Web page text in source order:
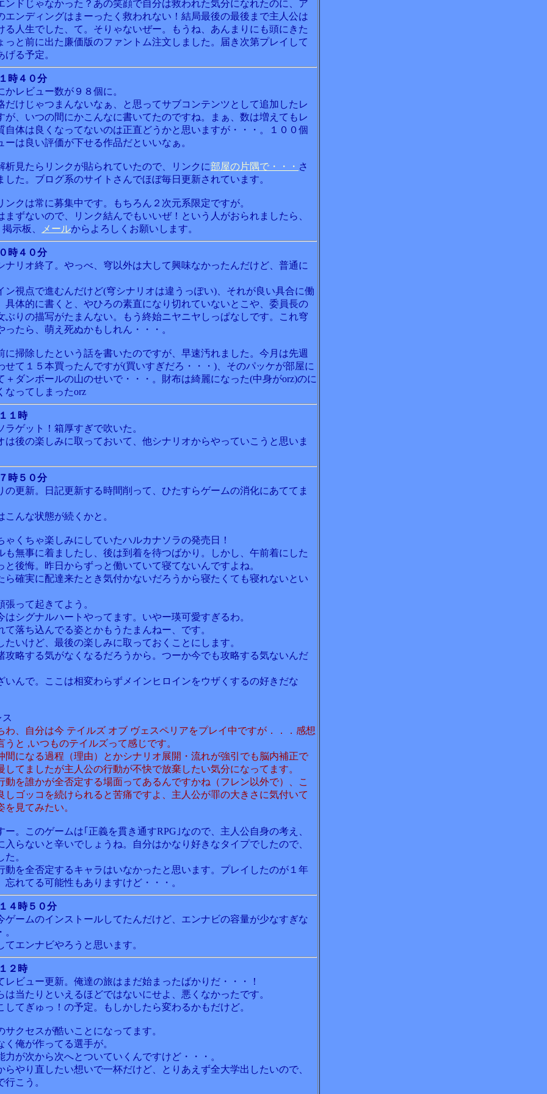
ンドじゃなかった？あの笑顔で自分は救われた気分になれたのに、ア
エンディングはまーったく救われない！結局最後の最後まで主人公は
る人生でした、て。そりゃないぜー。もうね、あんまりにも頭にきた
っと前に出た廉価版のファントム注文しました。届き次第プレイして
げる予定。
時４０分
かレビュー数が９８個に。
だけじゃつまんないなぁ、と思ってサブコンテンツとして追加したレ
が、いつの間にかこんなに書いてたのですね。まぁ、数は増えてもレ
自体は良くなってないのは正直どうかと思いますが・・・。１００個
ーは良い評価が下せる作品だといいなぁ。
析見たらリンクが貼られていたので、リンクに部屋の片隅で・・・ さ
した。ブログ系のサイトさんでほぼ毎日更新されています。
ンクは常に募集中です。もちろん２次元系限定ですが。
まずないので、リンク結んでもいいぜ！という人がおられましたら、
示板、
メールからよろしくお願いします。
時４０分
ナリオ終了。やっべ、穹以外は大して興味なかったんだけど、普通に
ン視点で進むんだけど(穹シナリオは違うっぽい)、それが良い具合に働
具体的に書くと、やひろの素直になり切れていないとこや、委員長の
ぶりの描写がたまんない。もう終始ニヤニヤしっぱなしです。これ穹
ったら、萌え死ぬかもしれん・・・。
に掃除したという話を書いたのですが、早速汚れました。今月は先週
せて１５本買ったんですが(買いすぎだろ・・・)、そのパッケが部屋に
＋ダンボールの山のせいで・・・。財布は綺麗になった(中身がorz)のに
なってしまったorz
１時
ラゲット！箱厚すぎで吹いた。
は後の楽しみに取っておいて、他シナリオからやっていこうと思いま
時５０分
の更新。日記更新する時間削って、ひたすらゲームの消化にあててま
こんな状態が続くかと。
ゃくちゃ楽しみにしていたハルカナソラの発売日！
も無事に着ましたし、後は到着を待つばかり。しかし、午前着にした
と後悔。昨日からずっと働いていて寝てないんですよね。
ら確実に配達来たとき気付かないだろうから寝たくても寝れないとい
張って起きてよう。
はシグナルハートやってます。いやー瑛可愛すぎるわ。
て落ち込んでる姿とかもうたまんねー、です。
たいけど、最後の楽しみに取っておくことにします。
攻略する気がなくなるだろうから。つーか今でも攻略する気ないんだ
いんで。ここは相変わらずメインヒロインをウザくするの好きだな
わ、自分は今 テイルズ オブ ヴェスペリアをプレイ中ですが．．．感想
うと ,いつものテイルズって感じです。
間になる過程（理由）とかシナリオ展開・流れが強引でも脳内補正で
してましたが主人公の行動が不快で放棄したい気分になってます。
動を誰かが全否定する場面ってあるんですかね（フレン以外で）、こ
しゴッコを続けられると苦痛ですよ、主人公が罪の大きさに気付いて
を見てみたい。
ー。このゲームは｢正義を貫き通すRPG｣なので、主人公自身の考え、
入らないと辛いでしょうね。自分はかなり好きなタイプでしたので、
。
動を全否定するキャラはいなかったと思います。プレイしたのが１年
忘れてる可能性もありますけど・・・。
４時５０分
ゲームのインストールしてたんだけど、エンナビの容量が少なすぎな
てエンナビやろうと思います。
２時
レビュー更新。俺達の旅はまだ始まったばかりだ・・・！
当たりといえるほどではないにせよ、悪くなかったです。
してぎゅっ！の予定。もしかしたら変わるかもだけど。
サクセスが酷いことになってます。
く俺が作ってる選手が。
力が次から次へとついていくんですけど・・・。
らやり直したい想いで一杯だけど、とりあえず全大学出したいので、
行こう。